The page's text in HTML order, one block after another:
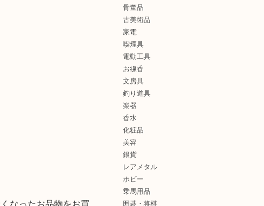
なったお品物をお買
骨董品
古美術品
家電
喫煙具
電動工具
お線香
文房具
釣り道具
楽器
香水
化粧品
美容
銀貨
レアメタル
ホビー
乗馬用品
囲碁・将棋